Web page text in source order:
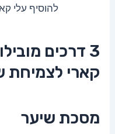
להוסיף עלי
3 דרכים
קארי לצמיחת
מסכת שיער